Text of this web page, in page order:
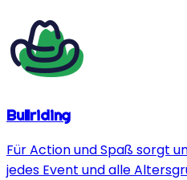
Bullriding
Für Action und Spaß sorgt
jedes Event und alle